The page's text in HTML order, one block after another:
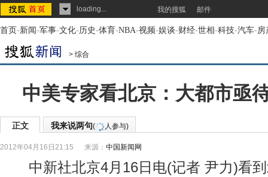
loading... 我的搜狐 邮件
首页-新闻-军事-文化-历史-体育-NBA-视频-娱谈-财经-世相-科技-汽车-房
> 综合
中美专家看北京：大都市亟
正文 我来说两句( 人参与)
2012年04月16日21:15 来源： 中国新闻网
中新社北京4月16日电(记者 尹力)看到